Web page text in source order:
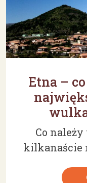
Etna –
Co
kilkanaście